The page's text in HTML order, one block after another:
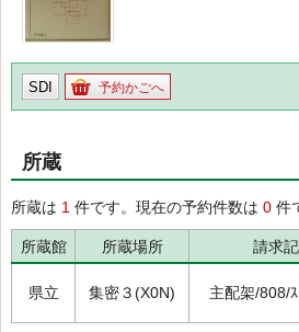
SDI 予約かごへ
所蔵
所蔵は 1 件です。現在の予約件数は 0 件
所蔵館 所蔵場所 請求
県立 集密３(X0N) 主配架/808/